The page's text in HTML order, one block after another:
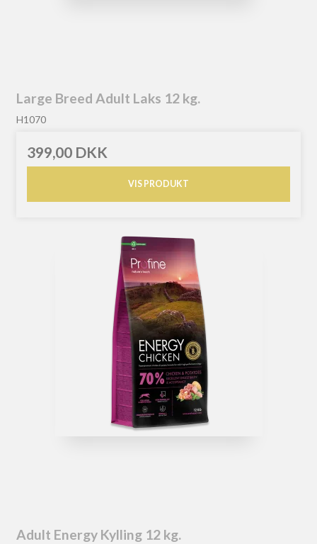
Large Breed Adult Laks 12 kg.
H1070
399,00 DKK
VIS PRODUKT
Adult Energy Kylling 12 kg.